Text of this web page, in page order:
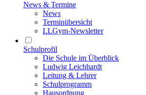
News & Termine
News
Terminübersicht
LLGym-Newsletter
Schulprofil
Die Schule im Überblick
Ludwig Leichhardt
Leitung & Lehrer
Schulprogramm
Hausordnung